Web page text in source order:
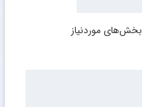
بخش‌های موردنیاز